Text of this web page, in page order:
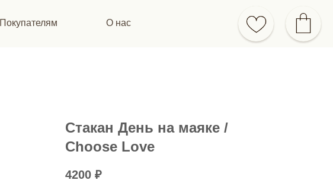
Покупателям О нас
Стакан День на маяке /
Choose Love
4200 ₽